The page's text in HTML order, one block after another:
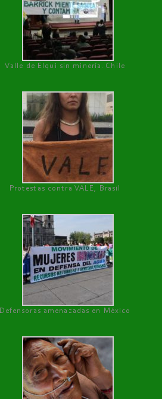
Valle de Elqui sin minería. Chile
Protestas contra VALE, Brasil
Defensoras amenazadas en México